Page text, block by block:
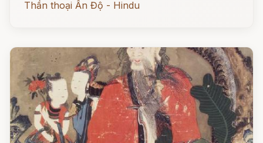
Thần thoại Ấn Độ - Hindu